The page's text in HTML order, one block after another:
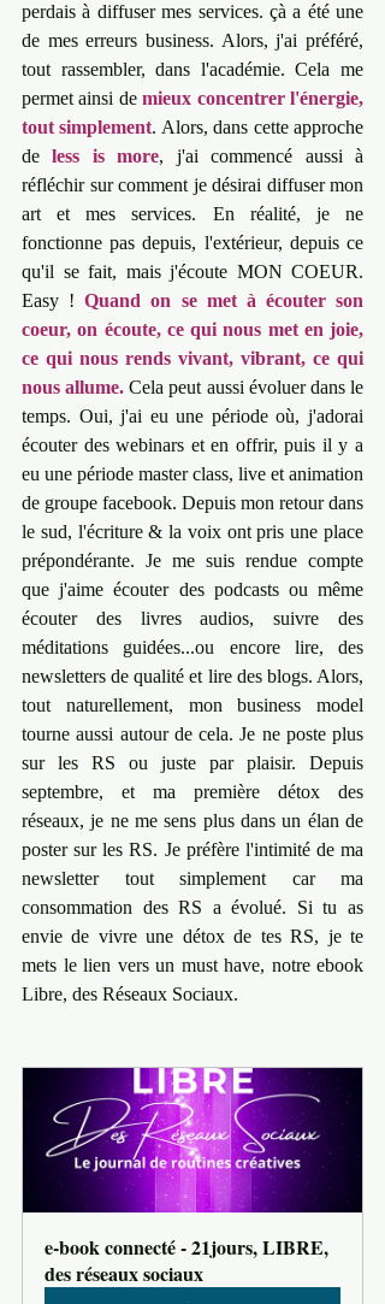
perdais à diffuser mes services. çà a été une
de mes erreurs business. Alors, j'ai préféré,
tout rassembler, dans l'académie. Cela me
permet ainsi de mieux concentrer l'énergie,
tout simplement. Alors, dans cette approche
de less is more, j'ai commencé aussi à
réfléchir sur comment je désirai diffuser mon
art et mes services. En réalité, je ne
fonctionne pas depuis, l'extérieur, depuis ce
qu'il se fait, mais j'écoute MON COEUR.
Easy ! Quand on se met à écouter son
coeur, on écoute, ce qui nous met en joie,
ce qui nous rends vivant, vibrant, ce qui
nous allume. Cela peut aussi évoluer dans le
temps. Oui, j'ai eu une période où, j'adorai
écouter des webinars et en offrir, puis il y a
eu une période master class, live et animation
de groupe facebook. Depuis mon retour dans
le sud, l'écriture & la voix ont pris une place
prépondérante. Je me suis rendue compte
que j'aime écouter des podcasts ou même
écouter des livres audios, suivre des
méditations guidées...ou encore lire, des
newsletters de qualité et lire des blogs. Alors,
tout naturellement, mon business model
tourne aussi autour de cela. Je ne poste plus
sur les RS ou juste par plaisir. Depuis
septembre, et ma première détox des
réseaux, je ne me sens plus dans un élan de
poster sur les RS. Je préfère l'intimité de ma
newsletter tout simplement car ma
consommation des RS a évolué. Si tu as
envie de vivre une détox de tes RS, je te
mets le lien vers un must have, notre ebook
Libre, des Réseaux Sociaux.
e-book connecté - 21jours, LIBRE,
des réseaux sociaux